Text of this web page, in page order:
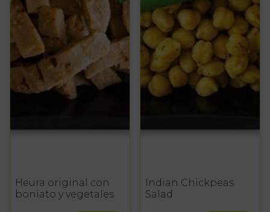
Heura original con
boniato y vegetales
Indian Chickpeas
Salad